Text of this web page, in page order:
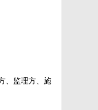
、监理方、施